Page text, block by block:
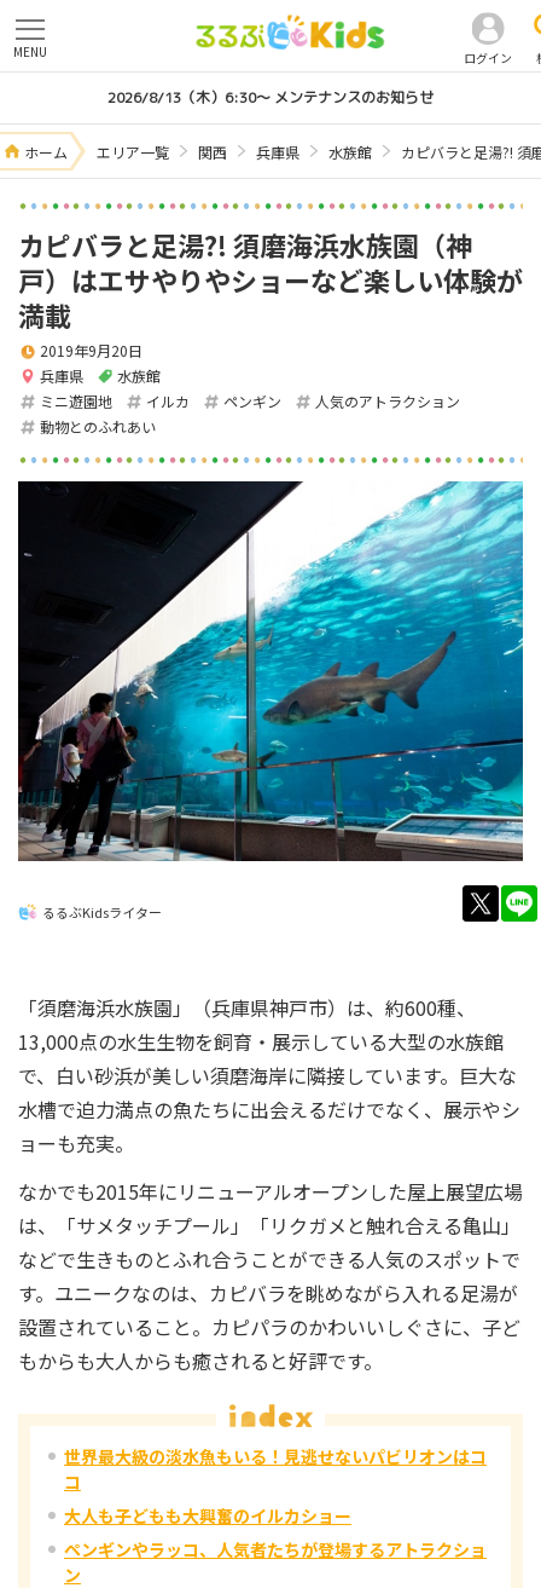
ログイン
MENU
2026/8/13（木）6:30～ メンテナンスのお知らせ
ホーム エリア一覧 関西 兵庫県 水族館 カピバラと足湯?! 須
カピバラと足湯?! 須磨海浜水族園（神
戸）はエサやりやショーなど楽しい体験が
満載
兵庫県 水族館
2019年9月20日
ミニ遊園地 イルカ ペンギン
人気のアトラクション
動物とのふれあい
るるぶKidsライター
「須磨海浜水族園」（兵庫県神戸市）は、約600種、
13,000点の水生生物を飼育・展示している大型の水族館
で、白い砂浜が美しい須磨海岸に隣接しています。巨大な
水槽で迫力満点の魚たちに出会えるだけでなく、展示やシ
ョーも充実。
なかでも2015年にリニューアルオープンした屋上展望広場
は、「サメタッチプール」「リクガメと触れ合える亀山」
などで生きものとふれ合うことができる人気のスポットで
す。ユニークなのは、カピバラを眺めながら入れる足湯が
設置されていること。カピパラのかわいいしぐさに、子ど
もからも大人からも癒されると好評です。
世界最大級の淡水魚もいる！見逃せないパビリオンはコ
コ
大人も子どもも大興奮のイルカショー
ペンギンやラッコ、人気者たちが登場するアトラクショ
ン